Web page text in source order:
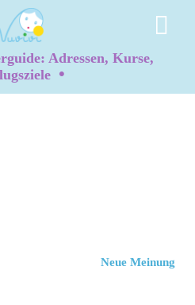
Adressen, Kurse,
•
Neue Meinung